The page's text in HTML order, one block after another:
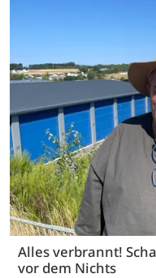
Alles verbrannt!
vor dem Nichts